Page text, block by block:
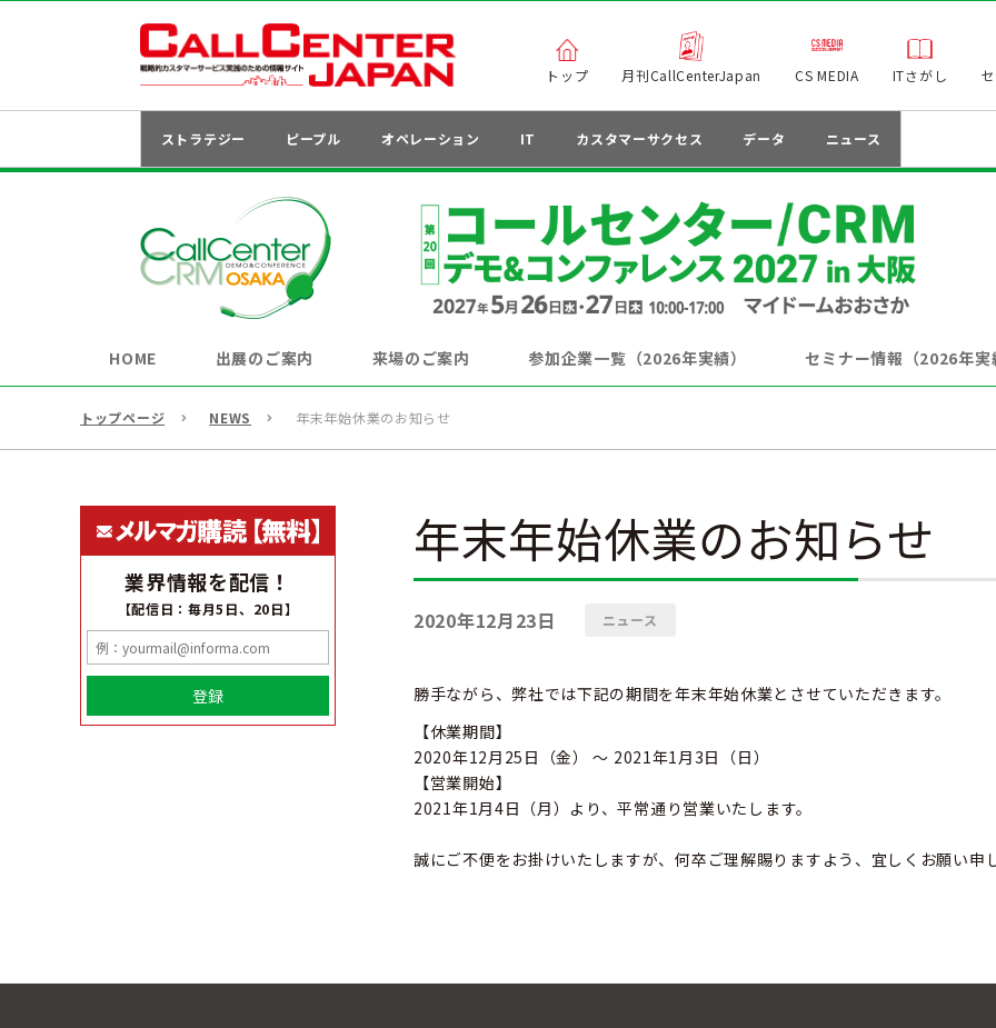
トップ 月刊CallCenterJapan CS MEDIA ITさがし
ストラテジー ピープル オペレーション IT カスタマーサクセス データ ニュース
HOME 出展のご案内 来場のご案内 参加企業一覧（2026年実績） セミナー情報（2026年実
トップページ NEWS 年末年始休業のお知らせ
年末年始休業のお知らせ
2020年12月23日 ニュース
勝手ながら、弊社では下記の期間を年末年始休業とさせていただきます。
【休業期間】
2020年12月25日（金） ～ 2021年1月3日（日）
【営業開始】
2021年1月4日（月）より、平常通り営業いたします。
誠にご不便をお掛けいたしますが、何卒ご理解賜りますよう、宜しくお願い申
業界情報を配信！
【配信日：毎月5日、20日】
登録